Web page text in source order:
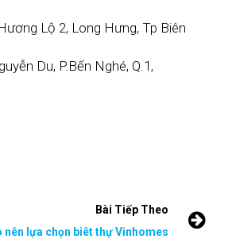
Lộ 2, Long Hưng, Tp Biên
Du, P.Bến Nghé, Q.1,
Bài Tiếp Theo
nên lựa chọn biêt thự Vinhomes